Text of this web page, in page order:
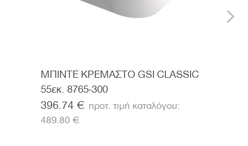
ΜΠΙΝΤΕ ΚΡΕΜΑΣΤΟ GSI CLASSIC
55εκ. 8765-300
396.74 €
489.80 €